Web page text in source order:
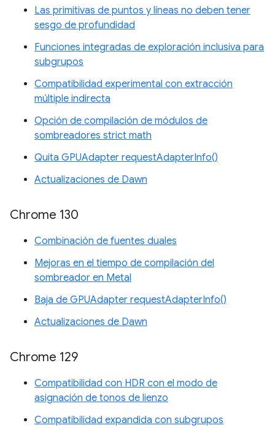
Las primitivas de puntos y líneas no deben tener
sesgo de profundidad
Funciones integradas de exploración inclusiva para
subgrupos
Compatibilidad experimental con extracción
múltiple indirecta
Opción de compilación de módulos de
sombreadores strict math
Quita GPUAdapter requestAdapterInfo()
Actualizaciones de Dawn
Chrome 130
Combinación de fuentes duales
Mejoras en el tiempo de compilación del
sombreador en Metal
Baja de GPUAdapter requestAdapterInfo()
Actualizaciones de Dawn
Chrome 129
Compatibilidad con HDR con el modo de
asignación de tonos de lienzo
Compatibilidad expandida con subgrupos